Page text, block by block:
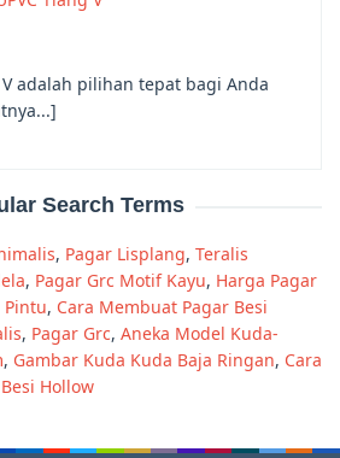
V adalah pilihan tepat bagi Anda
Search Terms
, Pagar Lisplang, Teralis
, Pagar Grc Motif Kayu, Harga Pagar
Pintu, Cara Membuat Pagar Besi
, Pagar Grc, Aneka Model Kuda-
, Gambar Kuda Kuda Baja Ringan, Cara
Hollow